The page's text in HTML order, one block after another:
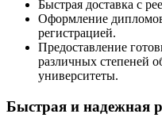
Быстрая доставка с
Оформление
регистрацией.
Предоставление
различных степеней
университеты.
Быстрая и надежная